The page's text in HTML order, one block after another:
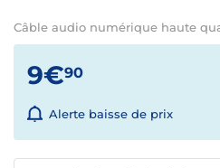
Câble audio numérique haute
9€90
Alerte baisse de prix